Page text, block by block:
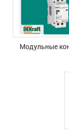
Модульные